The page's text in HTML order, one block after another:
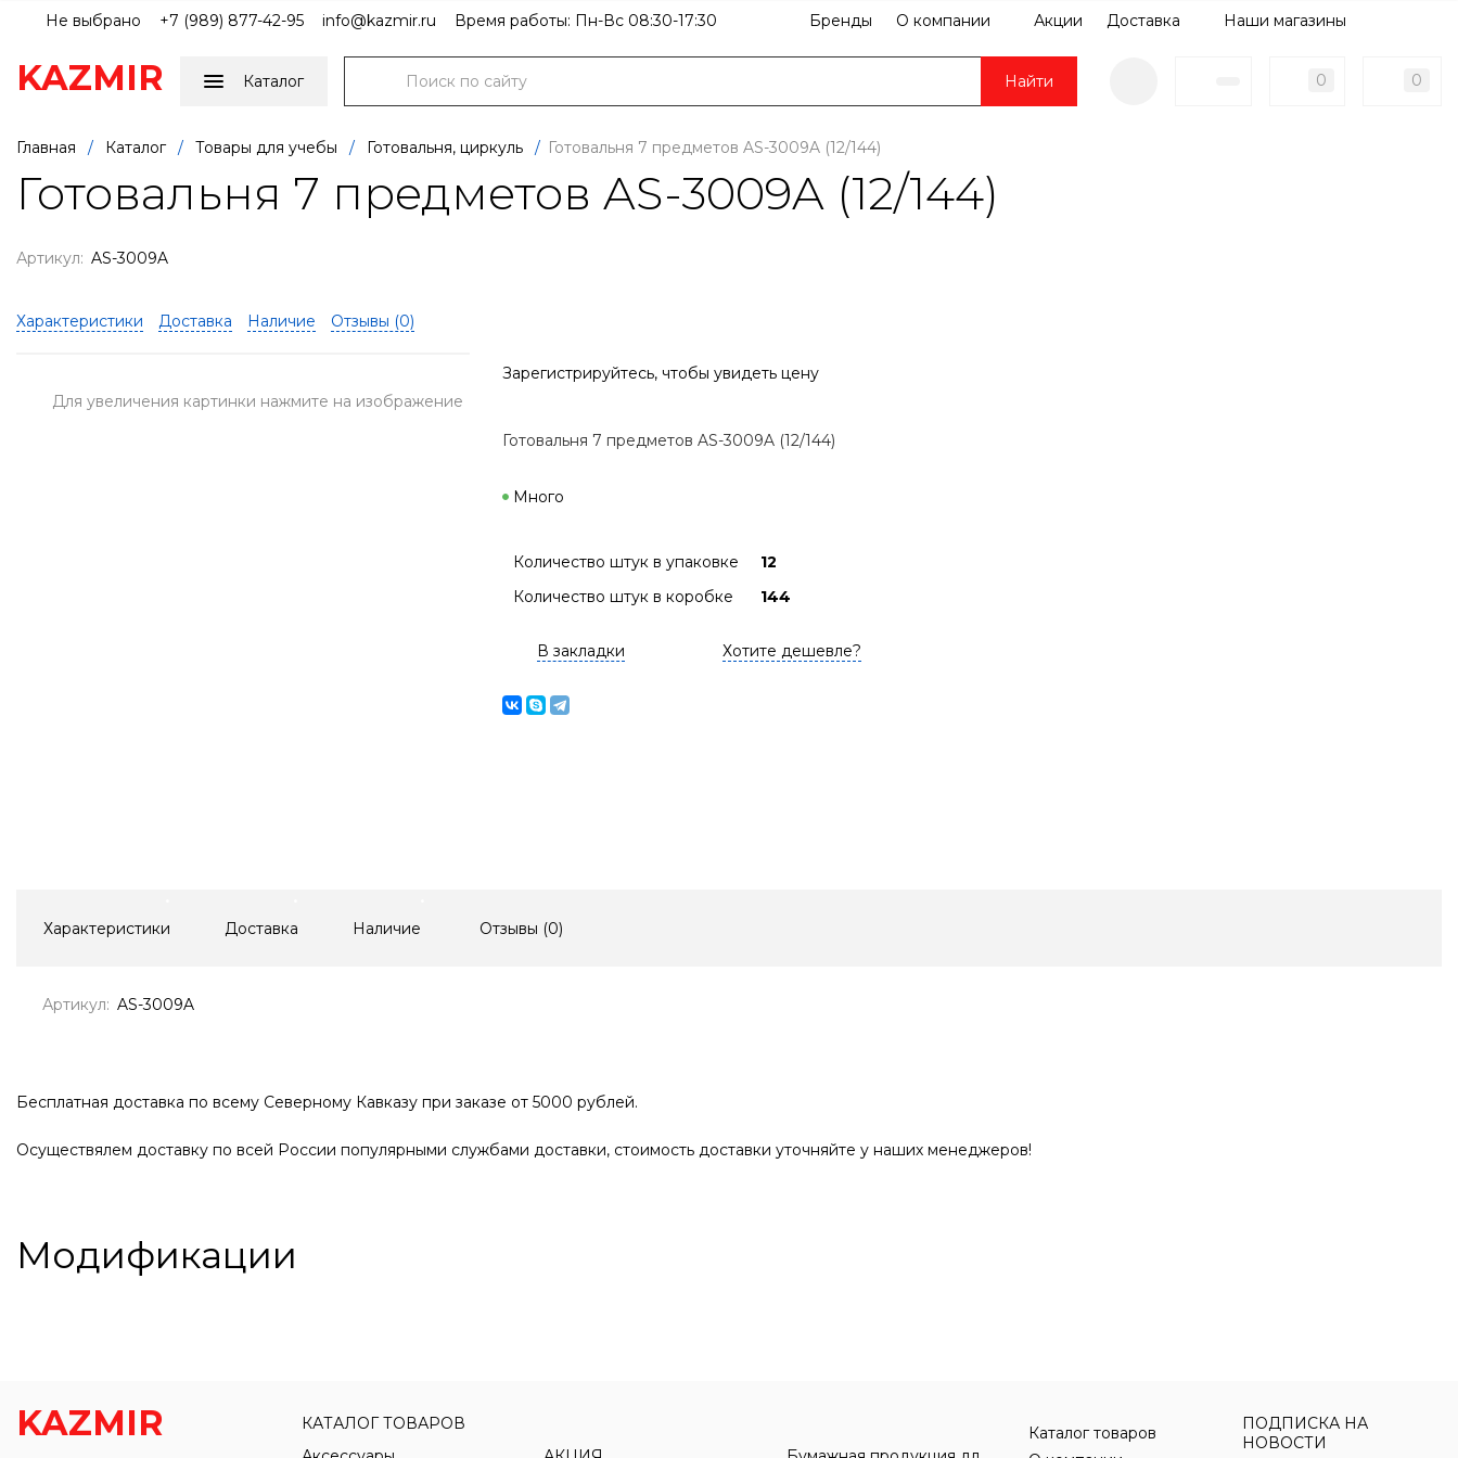
Не выбрано +7 (989) 877-42-95 info@kazmir.ru Время работы: Пн-Вс 08:30-17:30 Бренды О компании Акции Доставка Наши магазины
KAZMIR Каталог 0 0
Найти
Главная / Каталог / Товары для учебы / Готовальня, циркуль / Готовальня 7 предметов AS-3009A (12/144)
Готовальня 7 предметов AS-3009A (12/144)
Артикул: AS-3009A
Характеристики Доставка Наличие Отзывы (0)
Для увеличения картинки нажмите на изображение
Зарегистрируйтесь, чтобы увидеть цену
Готовальня 7 предметов AS-3009A (12/144)
Много
Количество штук в упаковке
12
Количество штук в коробке
144
В закладки Хотите дешевле?
Характеристики Доставка Наличие Отзывы (0)
Артикул: AS-3009A
Бесплатная доставка по всему Северному Кавказу при заказе от 5000 рублей.
Осуществялем доставку по всей России популярными службами доставки, стоимость доставки уточняйте у наших менеджеров!
Модификации
KAZMIR
КАТАЛОГ ТОВАРОВ
Каталог товаров
ПОДПИСКА НА
НОВОСТИ